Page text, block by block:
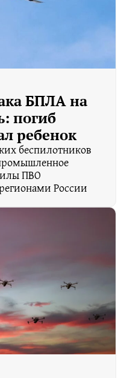
БПЛА на
погиб
ребенок
беспилотников
ПВО
России